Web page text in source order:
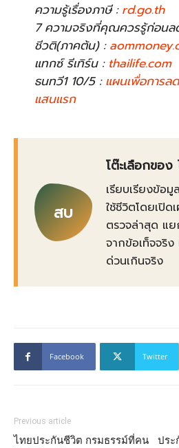
ความรู้เรื่องภาษี :rd.go.th
7 ความจริงที่คุณควรรู้ก่อน
ชีวติ(ภาคต้น) :
แทกซ์ รีเทิร์น : thailife.com
ธนทวี1 10/5 :แผนเพื่อการล
แสนแรก
สบ
โต๊ะเลือกของ
เรียบเรียงข้อมู
ใช้ชีวิตโดยเปิด
ตรวจล่าสุด แ
จากข้อเท็จจริง
ด่วนเกินจริง
Facebook Twitter
Previous article
ไทยประกันชีวิต กรมธรรม์ที่คน
ปร